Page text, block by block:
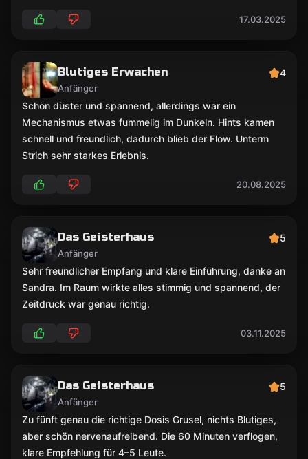
17.03.2025
Blutiges Erwachen
Anfänger
4
Schön düster und spannend, allerdings war ein
Mechanismus etwas fummelig im Dunkeln. Hints kamen
schnell und freundlich, dadurch blieb der Flow. Unterm
Strich sehr starkes Erlebnis.
20.08.2025
Das Geisterhaus
Anfänger
5
Sehr freundlicher Empfang und klare Einführung, danke an
Sandra. Im Raum wirkte alles stimmig und spannend, der
Zeitdruck war genau richtig.
03.11.2025
Das Geisterhaus
Anfänger
5
Zu fünft genau die richtige Dosis Grusel, nichts Blutiges,
aber schön nervenaufreibend. Die 60 Minuten verflogen,
klare Empfehlung für 4–5 Leute.